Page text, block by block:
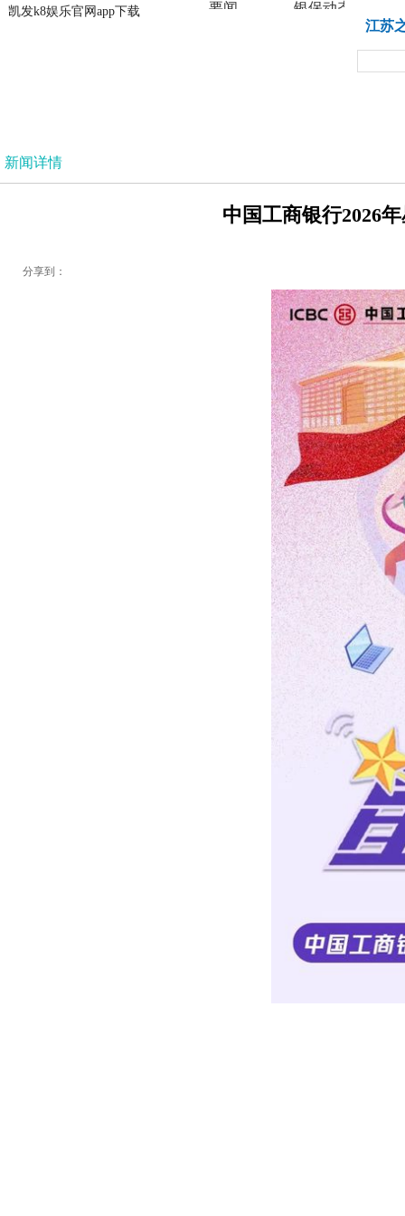
凯发k8娱乐官网app下载
凯发k8娱乐官网app下载
要闻 银保动态
江苏
新闻详情
中国工商银行2026
分享到：